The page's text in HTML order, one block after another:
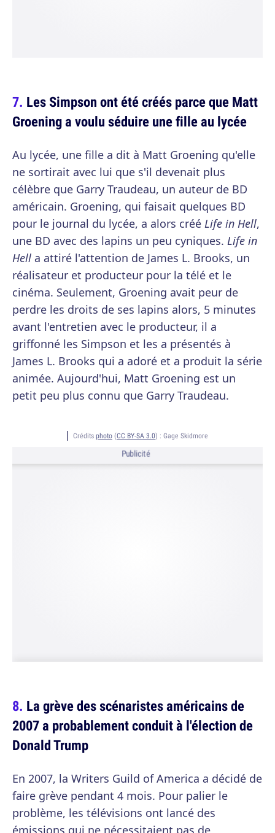
Les Simpson ont été créés parce que Matt
Groening a voulu séduire une fille au lycée
Au lycée, une fille a dit à Matt Groening qu'elle
ne sortirait avec lui que s'il devenait plus
célèbre que Garry Traudeau, un auteur de BD
américain. Groening, qui faisait quelques BD
pour le journal du lycée, a alors créé Life in Hell,
une BD avec des lapins un peu cyniques. Life in
Hell a attiré l'attention de James L. Brooks, un
réalisateur et producteur pour la télé et le
cinéma. Seulement, Groening avait peur de
perdre les droits de ses lapins alors, 5 minutes
avant l'entretien avec le producteur, il a
griffonné les Simpson et les a présentés à
James L. Brooks qui a adoré et a produit la série
animée. Aujourd'hui, Matt Groening est un
petit peu plus connu que Garry Traudeau.
Crédits photo (CC BY-SA 3.0) : Gage Skidmore
Publicité
La grève des scénaristes américains de
2007 a probablement conduit à l'élection de
Donald Trump
En 2007, la Writers Guild of America a décidé de
faire grève pendant 4 mois. Pour palier le
problème, les télévisions ont lancé des
émissions qui ne nécessitaient pas de